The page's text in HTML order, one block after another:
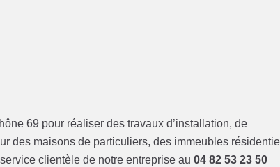
69 pour réaliser des travaux d’installation, de
des maisons de particuliers, des immeubles
clientèle de notre entreprise au04 82 53 23 50